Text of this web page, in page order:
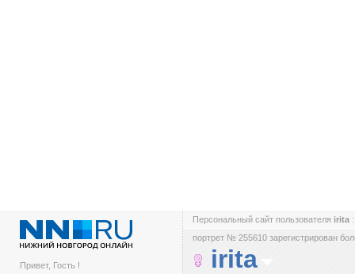
Привет, Гость !
Персональный сайт пользователя irita
портрет № 255610 зарегистрирован
irita